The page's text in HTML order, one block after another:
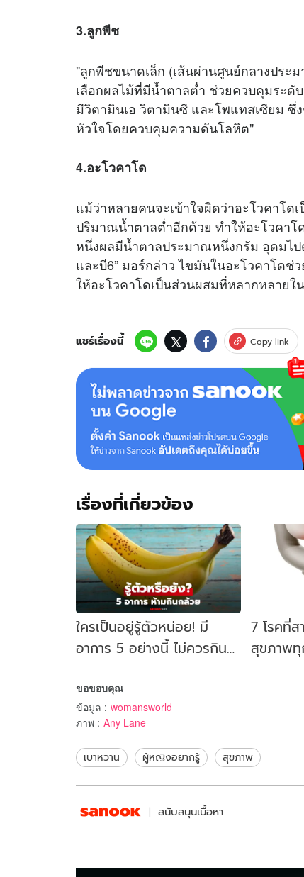
3.ลูกพีช
"ลูกพีชขนาดเล็ก (เส้นผ่านศูนย์กลางปร
เลือกผลไม้ที่มีน้ำตาลต่ำ ช่วยควบคุมระดั
มีวิตามินเอ วิตามินซี และโพแทสเซียม ซึ่
หัวใจโดยควบคุมความดันโลหิต"
4.อะโวคาโด
แม้ว่าหลายคนจะเข้าใจผิดว่าอะโวคาโด
ปริมาณน้ำตาลต่ำอีกด้วย ทำให้อะโวคาโ
หนึ่งผลมีน้ำตาลประมาณหนึ่งกรัม อุดมไ
และบี6” มอร์กล่าว ไขมันในอะโวคาโด
ให้อะโวคาโดเป็นส่วนผสมที่หลากหลายใ
แชร์เรื่องนี้ Copy link
เรื่องที่เกี่ยวข้อง
ใครเป็นอยู่รู้ตัวหน่อย! มี
อาการ 5 อย่างนี้ ไม่ควรกิน
ทำลายสุขภาพ
7 โรคที่
สุขภาพทุ
ขอขอบคุณ
ข้อมูล : womansworld
ภาพ : Any Lane
เบาหวาน ผู้หญิงอยากรู้ สุขภาพ
สนับสนุนเนื้อหา